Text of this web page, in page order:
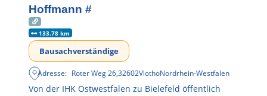
Hoffmann #
133.78 km
Bausachverständige
Adresse: Roter Weg 26,32602VlothoNordrhein-Westfalen
Von der IHK Ostwestfalen zu Bielefeld öffentlich